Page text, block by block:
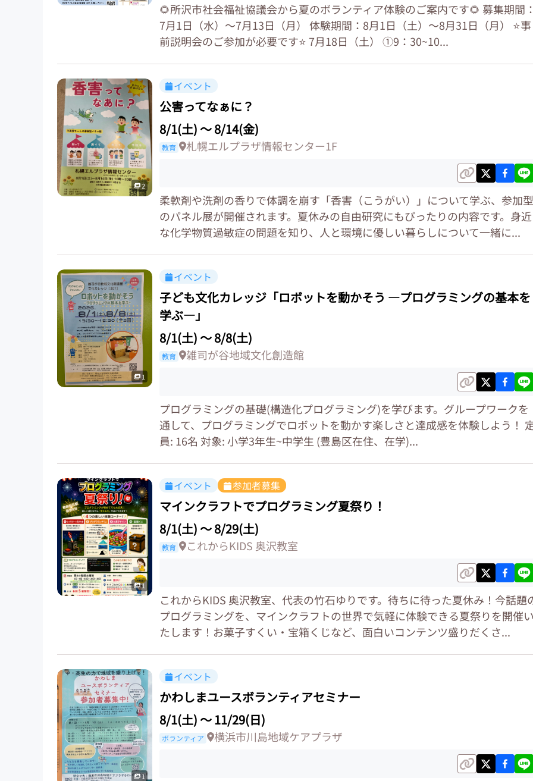
🌻所沢市社会福祉協議会から夏のボランティア体験のご案内です🌻 募集期間
7月1日（水）〜7月13日（月） 体験期間：8月1日（土）〜8月31日（月） ⭐️事
前説明会のご参加が必要です⭐️ 7月18日（土） ①9：30~10...
2
イベント
公害ってなぁに？
8/1(土)〜8/14(金)
教育 札幌エルプラザ情報センター1F
柔軟剤や洗剤の香りで体調を崩す「香害（こうがい）」について学ぶ、参加型
のパネル展が開催されます。夏休みの自由研究にもぴったりの内容です。身近
な化学物質過敏症の問題を知り、人と環境に優しい暮らしについて一緒に...
1
イベント
子ども文化カレッジ「ロボットを動かそう ―プログラミングの基本を
学ぶ―」
8/1(土)〜8/8(土)
教育 雑司が谷地域文化創造館
プログラミングの基礎(構造化プログラミング)を学びます。グループワークを
通して、プログラミングでロボットを動かす楽しさと達成感を体験しよう！
員: 16名 対象: 小学3年生~中学生 (豊島区在住、在学)...
1
イベント 参加者募集
マインクラフトでプログラミング夏祭り！
8/1(土)〜8/29(土)
教育 これからKIDS 奥沢教室
これからKIDS 奥沢教室、代表の竹石ゆりです。待ちに待った夏休み！今話題
プログラミングを、マインクラフトの世界で気軽に体験できる夏祭りを開催
たします！お菓子すくい・宝箱くじなど、面白いコンテンツ盛りだくさ...
1
イベント
かわしまユースボランティアセミナー
8/1(土)〜11/29(日)
ボランティア 横浜市川島地域ケアプラザ